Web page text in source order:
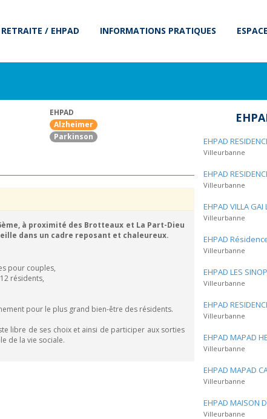
/ EHPAD INFORMATIONS PRATIQUES
EHPAD
Alzheimer
Parkinson
à proximité des Brotteaux et La Part-Dieu
dans un cadre reposant et chaleureux.
pour couples,
résidents,
pour le plus grand bien-être des résidents.
libre de ses choix et ainsi de participer aux sorties
de la vie sociale.
EHPAD
Villeurbanne
EHPAD
Villeurbanne
EHPAD VILLA GAI
Villeurbanne
EHPAD
Villeurbanne
EHPAD LES
Villeurbanne
EHPAD
Villeurbanne
EHPAD MAPAD
Villeurbanne
EHPAD MAPAD
Villeurbanne
EHPAD MAISON
Villeurbanne